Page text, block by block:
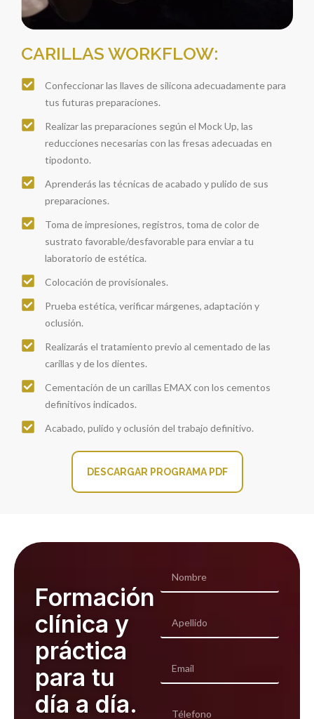
CARILLAS WORKFLOW:
Confeccionar las llaves de silicona adecuadamente para
tus futuras preparaciones.
Realizar las preparaciones según el Mock Up, las
reducciones necesarias con las fresas adecuadas en
tipodonto.
Aprenderás las técnicas de acabado y pulido de sus
preparaciones.
Toma de impresiones, registros, toma de color de
sustrato favorable/desfavorable para enviar a tu
laboratorio de estética.
Colocación de provisionales.
Prueba estética, verificar márgenes, adaptación y
oclusión.
Realizarás el tratamiento previo al cementado de las
carillas y de los dientes.
Cementación de un carillas EMAX con los cementos
definitivos indicados.
Acabado, pulido y oclusión del trabajo definitivo.
DESCARGAR PROGRAMA PDF
Formación
clínica y
práctica
para tu
día a día.